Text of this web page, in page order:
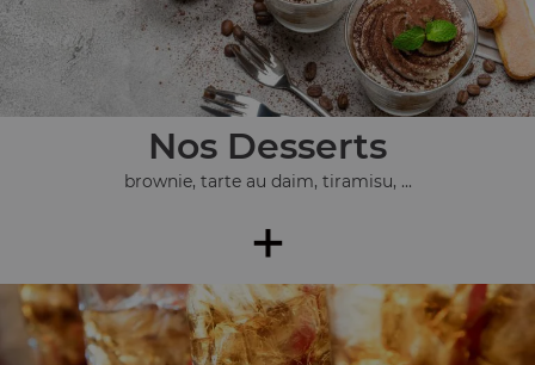
Nos Desserts
brownie, tarte au daim, tiramisu, ...
+